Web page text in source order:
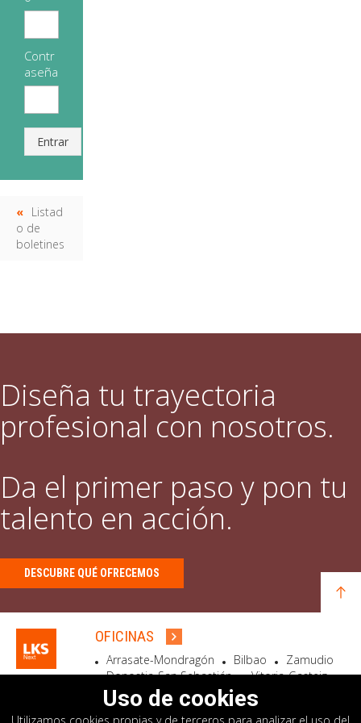
Contr
aseña
Entrar
Listad
o de
boletines
Diseña tu trayectoria
profesional con nosotros.
Da el primer paso y pon tu
talento en acción.
DESCUBRE QUÉ OFRECEMOS
OFICINAS
Arrasate-Mondragón Bilbao
Zamudio
Donostia-San Sebastián
Vitoria-Gasteiz
Madrid
El Astillero Bidart
Uso de cookies